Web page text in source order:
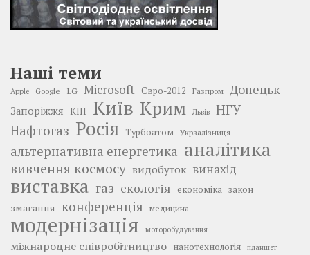
Наші теми
Apple Google LG Microsoft Євро-2012 Газпром Донецьк
Запоріжжя КПІ Київ Крим Львів
НГУ
Нафтогаз Росія Турбоатом Укрзалізниця
альтернативна енергетика аналітика
вивчення космосу видобуток винахід
виставка газ екологія економіка закон
змагання конференція медицина
модернізація моторобудування
міжнародне співробітництво нанотехнологія планшет